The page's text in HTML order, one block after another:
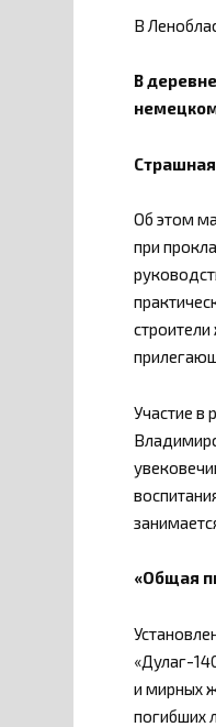
В
В
Об этом
при
Участие в
«Общая
«Дулаг-
и мирных
погибших